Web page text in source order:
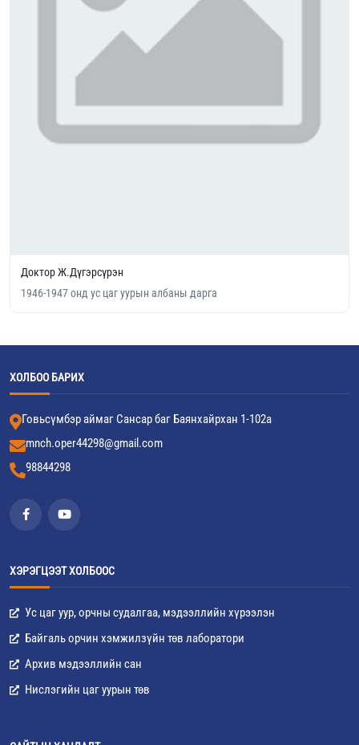
Доктор Ж.Дүгэрсүрэн
1946-1947 онд ус цаг уурын албаны дарга
ХОЛБОО БАРИХ
Говьсүмбэр аймаг Сансар баг Баянхайрхан 1-102а
mnch.oper44298@gmail.com
98844298
ХЭРЭГЦЭЭТ ХОЛБООС
Ус цаг уур, орчны судалгаа, мэдээллийн хүрээлэн
Байгаль орчин хэмжилзүйн төв лаборатори
Архив мэдээллийн сан
Нислэгийн цаг уурын төв